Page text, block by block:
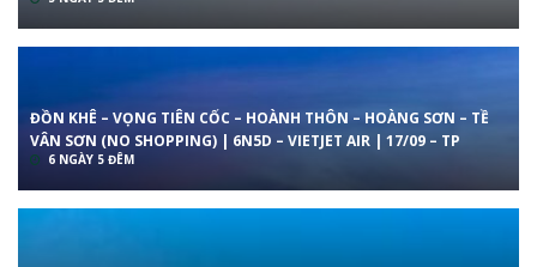
ĐỒN KHÊ – VỌNG TIÊN CỐC – HOÀNH THÔN – HOÀNG SƠN – TỀ
VÂN SƠN (NO SHOPPING) | 6N5D – VIETJET AIR | 17/09 – TP
6 NGÀY 5 ĐÊM